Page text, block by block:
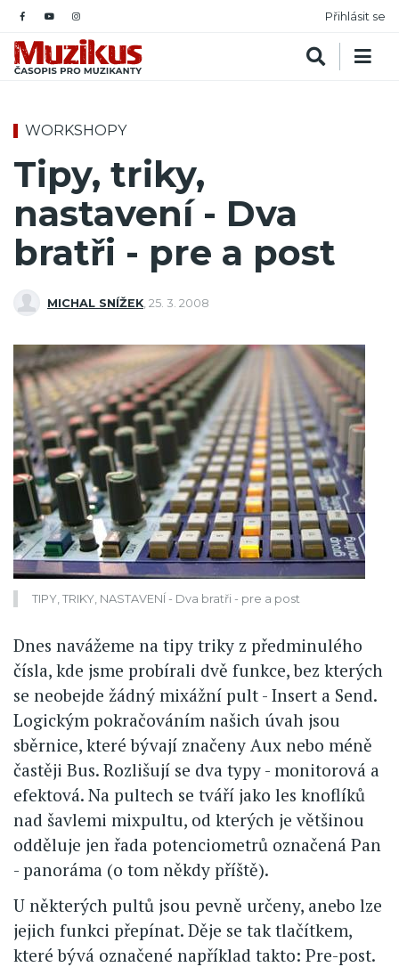
Přihlásit se
WORKSHOPY
Tipy, triky,
nastavení - Dva
bratři - pre a post
MICHAL SNÍŽEK 25. 3. 2008
TIPY, TRIKY, NASTAVENÍ - Dva bratři - pre a post
Dnes navážeme na tipy triky z předminulého
čísla, kde jsme probírali dvě funkce, bez kterých
se neobejde žádný mixážní pult - Insert a Send.
Logickým pokračováním našich úvah jsou
sběrnice, které bývají značeny Aux nebo méně
častěji Bus. Rozlišují se dva typy - monitorová a
efektová. Na pultech se tváří jako les knoflíků
nad šavlemi mixpultu, od kterých je většinou
odděluje jen řada potenciometrů označená Pan
- panoráma (o tom někdy příště).
U některých pultů jsou pevně určeny, anebo lze
jejich funkci přepínat. Děje se tak tlačítkem,
které bývá označené například takto: Pre-post.